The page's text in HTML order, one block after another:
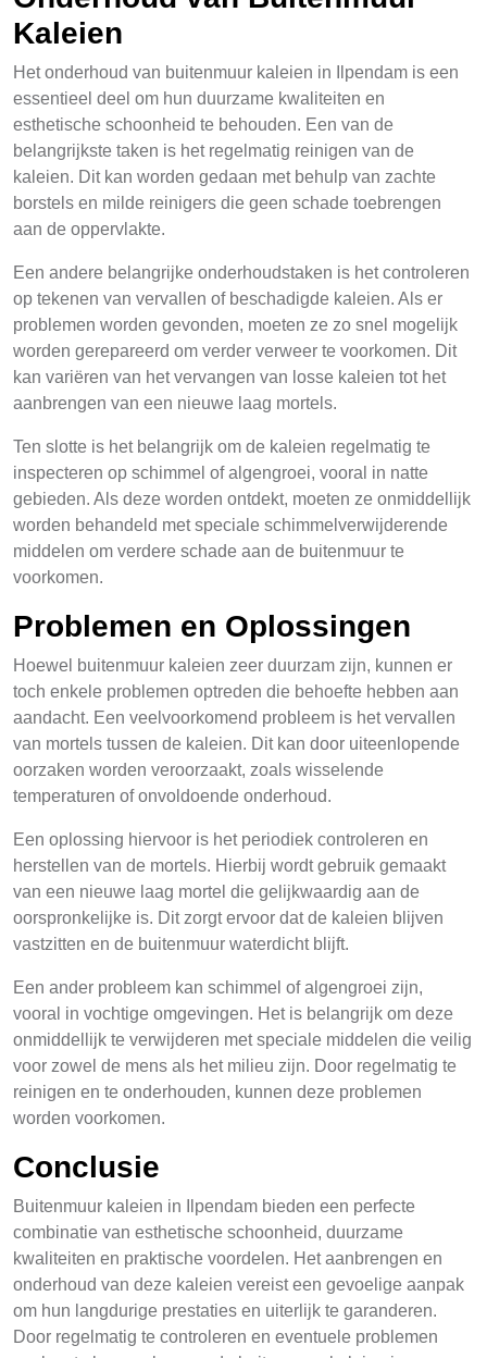
Kaleien
Het onderhoud van buitenmuur kaleien in Ilpendam is een
essentieel deel om hun duurzame kwaliteiten en
esthetische schoonheid te behouden. Een van de
belangrijkste taken is het regelmatig reinigen van de
kaleien. Dit kan worden gedaan met behulp van zachte
borstels en milde reinigers die geen schade toebrengen
aan de oppervlakte.
Een andere belangrijke onderhoudstaken is het controleren
op tekenen van vervallen of beschadigde kaleien. Als er
problemen worden gevonden, moeten ze zo snel mogelijk
worden gerepareerd om verder verweer te voorkomen. Dit
kan variëren van het vervangen van losse kaleien tot het
aanbrengen van een nieuwe laag mortels.
Ten slotte is het belangrijk om de kaleien regelmatig te
inspecteren op schimmel of algengroei, vooral in natte
gebieden. Als deze worden ontdekt, moeten ze onmiddellijk
worden behandeld met speciale schimmelverwijderende
middelen om verdere schade aan de buitenmuur te
voorkomen.
Problemen en Oplossingen
Hoewel buitenmuur kaleien zeer duurzam zijn, kunnen er
toch enkele problemen optreden die behoefte hebben aan
aandacht. Een veelvoorkomend probleem is het vervallen
van mortels tussen de kaleien. Dit kan door uiteenlopende
oorzaken worden veroorzaakt, zoals wisselende
temperaturen of onvoldoende onderhoud.
Een oplossing hiervoor is het periodiek controleren en
herstellen van de mortels. Hierbij wordt gebruik gemaakt
van een nieuwe laag mortel die gelijkwaardig aan de
oorspronkelijke is. Dit zorgt ervoor dat de kaleien blijven
vastzitten en de buitenmuur waterdicht blijft.
Een ander probleem kan schimmel of algengroei zijn,
vooral in vochtige omgevingen. Het is belangrijk om deze
onmiddellijk te verwijderen met speciale middelen die veilig
voor zowel de mens als het milieu zijn. Door regelmatig te
reinigen en te onderhouden, kunnen deze problemen
worden voorkomen.
Conclusie
Buitenmuur kaleien in Ilpendam bieden een perfecte
combinatie van esthetische schoonheid, duurzame
kwaliteiten en praktische voordelen. Het aanbrengen en
onderhoud van deze kaleien vereist een gevoelige aanpak
om hun langdurige prestaties en uiterlijk te garanderen.
Door regelmatig te controleren en eventuele problemen